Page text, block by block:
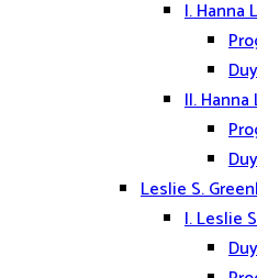
I. Hanna
II.
Leslie S.
I. Leslie